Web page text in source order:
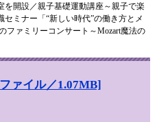
を開設／親子基礎運動講座～親子で楽
ミナー「“新しい時代”の働き方とメ
ファミリーコンサート～Mozart魔法の
ァイル／1.07MB]